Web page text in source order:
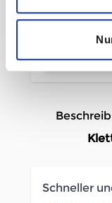
In den
Schneller